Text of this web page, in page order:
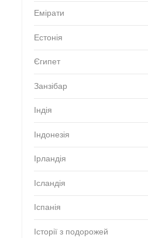
Емірати
Естонія
Єгипет
Занзібар
Індія
Індонезія
Ірландія
Ісландія
Іспанія
Історії з подорожей